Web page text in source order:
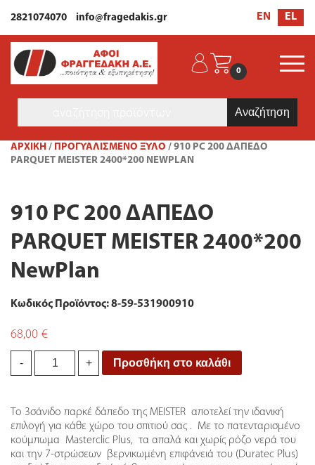
2821074070 info@fragedakis.gr EN EL
0
ΑΡΧΙΚΉ / ΠΡΟΓΥΑΛΙΣΜΕΝΟ ΞΥΛΟ / 910 PC 200 ΔΑΠΕΔΟ
PARQUET MEISTER 2400*200 NEWPLAN
910 PC 200 ΔΑΠΕΔΟ
PARQUET MEISTER 2400*200
NewPlan
Κωδικός Προϊόντος: 8-59-531900910
68,00 €
-
PARQUET
MEISTER
2400*200
NewPlan
+ Προσθήκη στο καλάθι
Το 3σάνιδο παρκέ δάπεδο της MEISTER αποτελεί την ιδανική
επιλογή για κάθε χώρο του σπιτιού σας . Με το πατενταρισμένο
κούμπωμα Masterclic Plus, τα απαλά και χωρίς ρόζο νερά του
και την 7-στρώσεων βερνικωμένη επιφάνειά του (Duratec Plus)